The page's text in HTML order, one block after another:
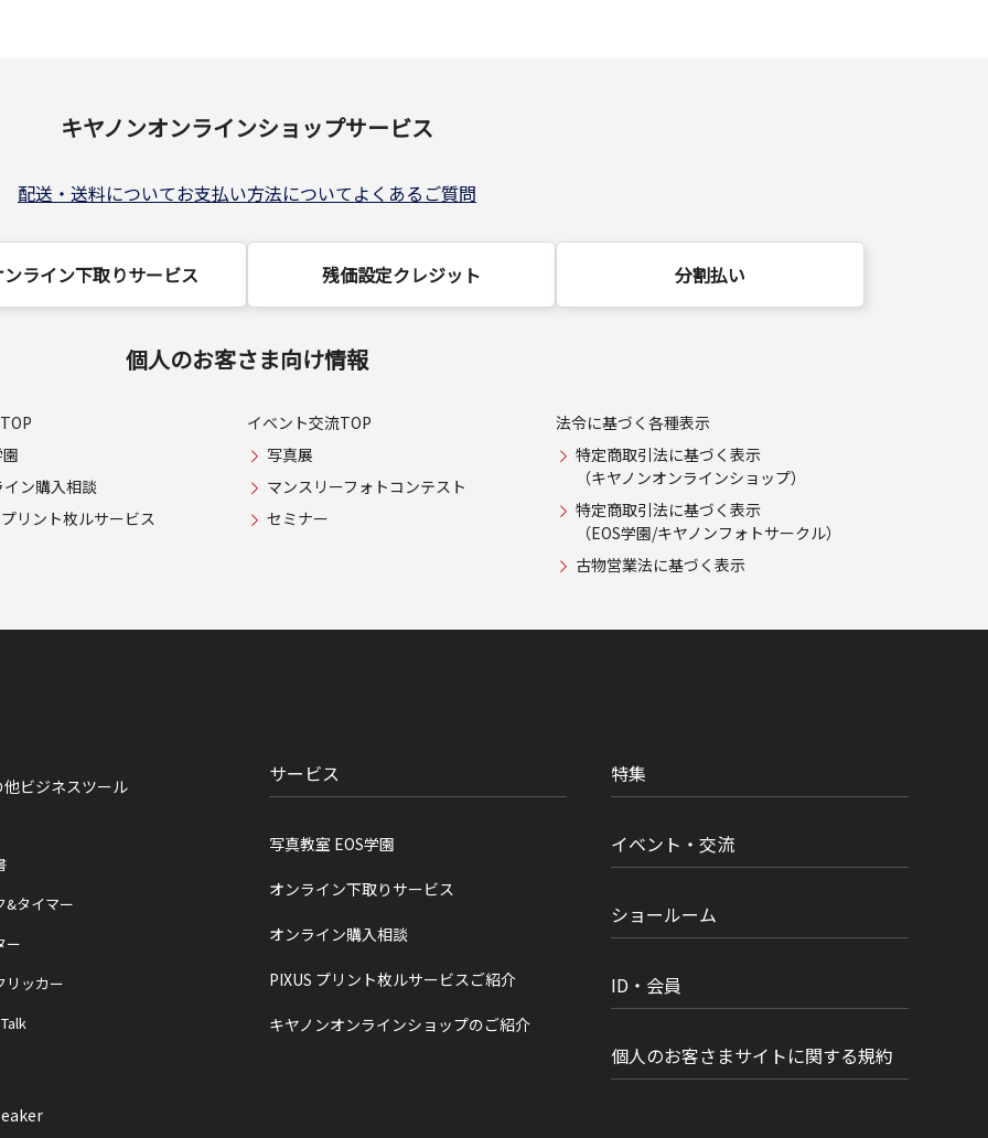
キヤノンオンラインショップサービス
配送・送料についてお支払い方法についてよくあるご質問
ライン下取りサービス 残価設定クレジット 分割払い
個人のお客さま向け情報
ン購入相談
リント枚ルサービス
イベント交流TOP
写真展
マンスリーフォトコンテスト
セミナー
法令に基づく各種表示
特定商取引法に基づく表示
（キヤノンオンラインショップ）
特定商取引法に基づく表示
（EOS学園/キヤノンフォトサークル）
古物営業法に基づく表示
ビジネスツール
&タイマー
ー
リッカー
サービス
写真教室 EOS学園
オンライン下取りサービス
オンライン購入相談
PIXUS プリント枚ルサービスご紹介
キヤノンオンラインショップのご紹介
特集
イベント・交流
ショールーム
ID・会員
個人のお客さまサイトに関する規約